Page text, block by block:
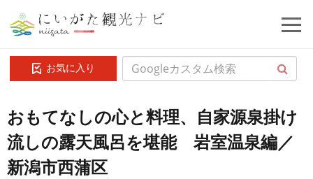
お気に入り
おもてなしの心と料理、自家源泉掛け
流しの露天風呂を堪能 岩室温泉編／
新潟市西蒲区